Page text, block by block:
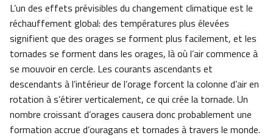
L’un des effets prévisibles du changement climatique est le
réchauffement global: des températures plus élevées
signifient que des orages se forment plus facilement, et les
tornades se forment dans les orages, là où l’air commence à
se mouvoir en cercle. Les courants ascendants et
descendants à l’intérieur de l’orage forcent la colonne d’air en
rotation à s’étirer verticalement, ce qui crée la tornade. Un
nombre croissant d’orages causera donc probablement une
formation accrue d’ouragans et tornades à travers le monde.